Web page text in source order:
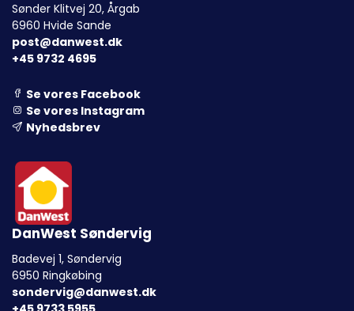
Sønder Klitvej 20, Årgab
6960 Hvide Sande
post@danwest.dk
+45 9732 4695
Se vores Facebook
Se vores Instagram
Nyhedsbrev
DanWest Søndervig
Badevej 1, Søndervig
6950 Ringkøbing
sondervig@danwest.dk